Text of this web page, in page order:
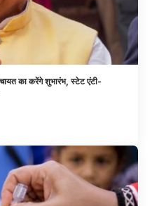
का करेंगे शुभारंभ, स्टेट एंटी-